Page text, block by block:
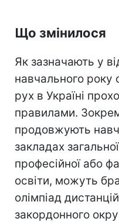
Що змінилося
Як зазначають у
навчального року
рух в Україні
правилами.
продовжують
закладах
професійної або
освіти, можуть
олімпіад
закордонного